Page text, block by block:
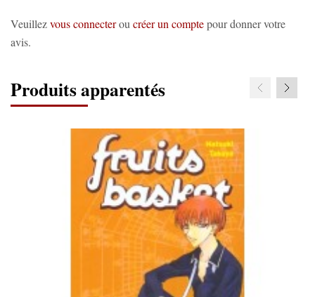
Veuillezvous connecterou créer un comptepour donner votre
avis.
Produits apparentés